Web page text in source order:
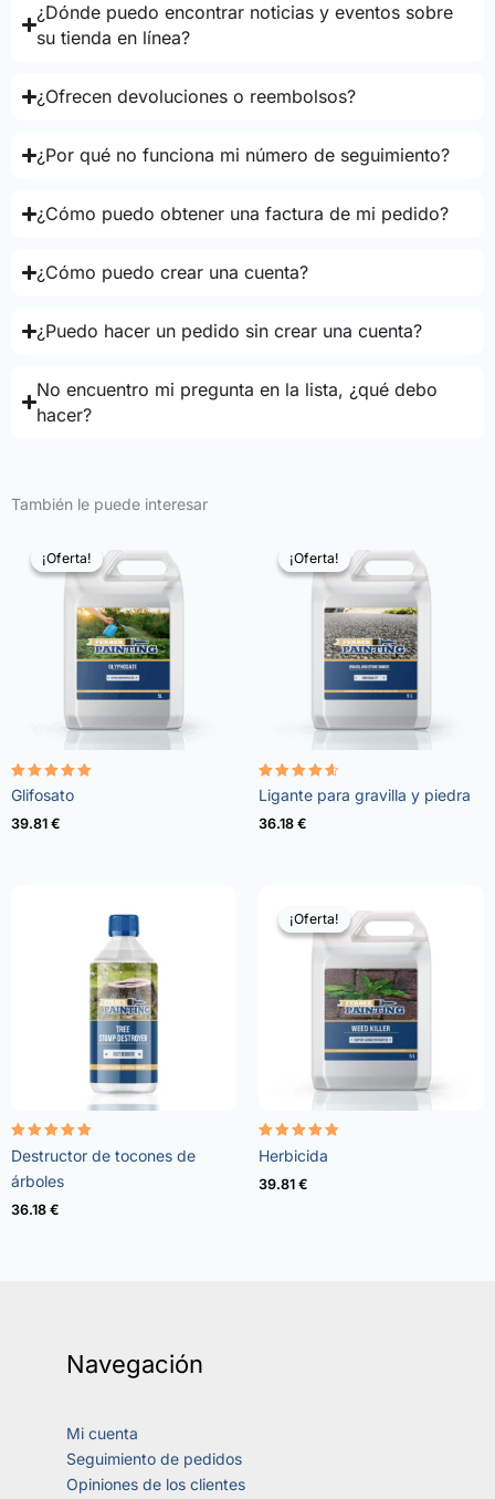
¿Dónde puedo encontrar noticias y eventos sobre
su tienda en línea?
¿Ofrecen devoluciones o reembolsos?
¿Por qué no funciona mi número de seguimiento?
¿Cómo puedo obtener una factura de mi pedido?
¿Cómo puedo crear una cuenta?
¿Puedo hacer un pedido sin crear una cuenta?
No encuentro mi pregunta en la lista, ¿qué debo
hacer?
También le puede interesar
¡Oferta!
¡Oferta!
Valorado
con
4.96
de 5
Glifosato
39.81 €
¡Oferta!
¡Oferta!
Valorado
con
4.57
de 5
Ligante para gravilla y piedra
36.18 €
Valorado
con
5.00
de 5
Destructor de tocones de
árboles
36.18 €
¡Oferta!
¡Oferta!
Valorado
con
4.73
de 5
Herbicida
39.81 €
Navegación
Mi cuenta
Seguimiento de pedidos
Opiniones de los clientes